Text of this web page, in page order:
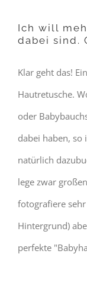
Ich will
dabei sind.
Klar geht das!
Hautretusche.
oder
dabei haben, so
natürlich
lege zwar
fotografiere
Hintergrund)
perfekte